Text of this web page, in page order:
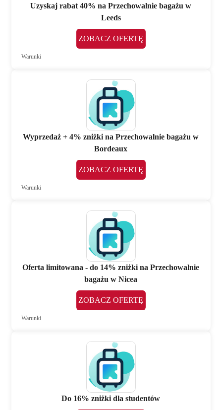
Uzyskaj rabat 40% na Przechowalnie bagażu w
Leeds
ZOBACZ OFERTĘ
Warunki
Wyprzedaż + 4% zniżki na Przechowalnie bagażu w
Bordeaux
ZOBACZ OFERTĘ
Warunki
Oferta limitowana - do 14% zniżki na Przechowalnie
bagażu w Nicea
ZOBACZ OFERTĘ
Warunki
Do 16% zniżki dla studentów